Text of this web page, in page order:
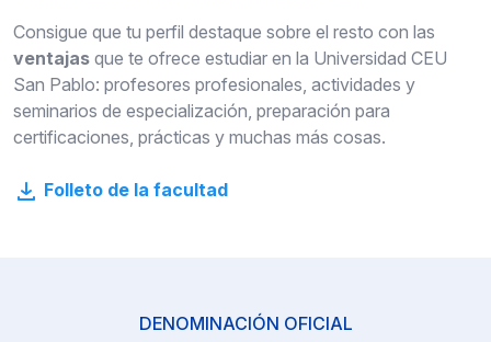
Consigue que tu perfil destaque sobre el resto con las
ventajas que te ofrece estudiar en la Universidad CEU
San Pablo: profesores profesionales, actividades y
seminarios de especialización, preparación para
certificaciones, prácticas y muchas más cosas.
Folleto de la facultad
DENOMINACIÓN OFICIAL